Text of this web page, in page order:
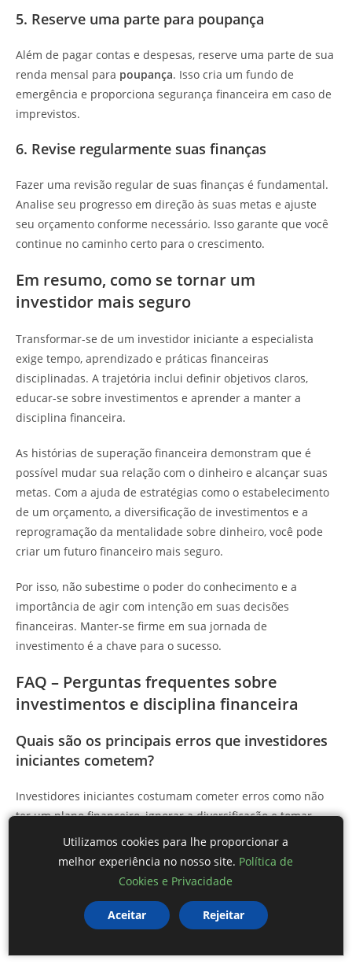
5. Reserve uma parte para poupança
Além de pagar contas e despesas, reserve uma parte de sua
renda mensal para poupança. Isso cria um fundo de
emergência e proporciona segurança financeira em caso de
imprevistos.
6. Revise regularmente suas finanças
Fazer uma revisão regular de suas finanças é fundamental.
Analise seu progresso em direção às suas metas e ajuste
seu orçamento conforme necessário. Isso garante que você
continue no caminho certo para o crescimento.
Em resumo, como se tornar um
investidor mais seguro
Transformar-se de um investidor iniciante a especialista
exige tempo, aprendizado e práticas financeiras
disciplinadas. A trajetória inclui definir objetivos claros,
educar-se sobre investimentos e aprender a manter a
disciplina financeira.
As histórias de superação financeira demonstram que é
possível mudar sua relação com o dinheiro e alcançar suas
metas. Com a ajuda de estratégias como o estabelecimento
de um orçamento, a diversificação de investimentos e a
reprogramação da mentalidade sobre dinheiro, você pode
criar um futuro financeiro mais seguro.
Por isso, não subestime o poder do conhecimento e a
importância de agir com intenção em suas decisões
financeiras. Manter-se firme em sua jornada de
investimento é a chave para o sucesso.
FAQ – Perguntas frequentes sobre
investimentos e disciplina financeira
Quais são os principais erros que investidores
iniciantes cometem?
Investidores iniciantes costumam cometer erros como não
ter um plano financeiro, ignorar a diversificação e tomar
decisões impulsivas.
Como posso manter a disciplina financeira?
Para manter a disciplina financeira, estabeleça um
orçamento mensal, defina metas claras e utilize ferramentas
Utilizamos cookies para lhe proporcionar a
melhor experiência no nosso site. Política de
Cookies e Privacidade
Aceitar Rejeitar